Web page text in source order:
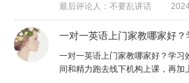
最后评论人：不要乱讲话
一对一英语上门家教哪家好？
一对一英语上门家教哪家好？学
间和精力跑去线下机构上课，再加